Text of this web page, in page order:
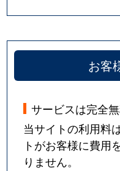
お客
サービスは完全
当サイトの利用料
トがお客様に費用
りません。